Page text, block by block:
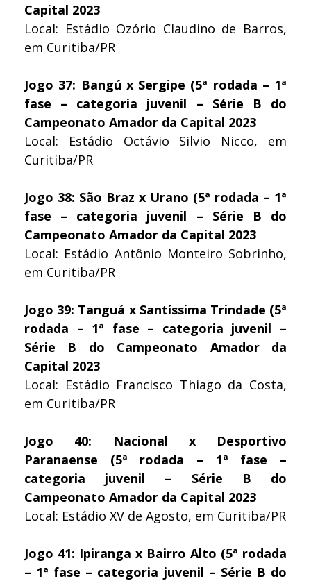
Capital 2023
Local: Estádio Ozório Claudino de Barros,
em Curitiba/PR
Jogo 37: Bangú x Sergipe (5ª rodada – 1ª
fase – categoria juvenil – Série B do
Campeonato Amador da Capital 2023
Local: Estádio Octávio Silvio Nicco, em
Curitiba/PR
Jogo 38: São Braz x Urano (5ª rodada – 1ª
fase – categoria juvenil – Série B do
Campeonato Amador da Capital 2023
Local: Estádio Antônio Monteiro Sobrinho,
em Curitiba/PR
Jogo 39: Tanguá x Santíssima Trindade (5ª
rodada – 1ª fase – categoria juvenil –
Série B do Campeonato Amador da
Capital 2023
Local: Estádio Francisco Thiago da Costa,
em Curitiba/PR
Jogo 40: Nacional x Desportivo
Paranaense (5ª rodada – 1ª fase –
categoria juvenil – Série B do
Campeonato Amador da Capital 2023
Local: Estádio XV de Agosto, em Curitiba/PR
Jogo 41: Ipiranga x Bairro Alto (5ª rodada
– 1ª fase – categoria juvenil – Série B do